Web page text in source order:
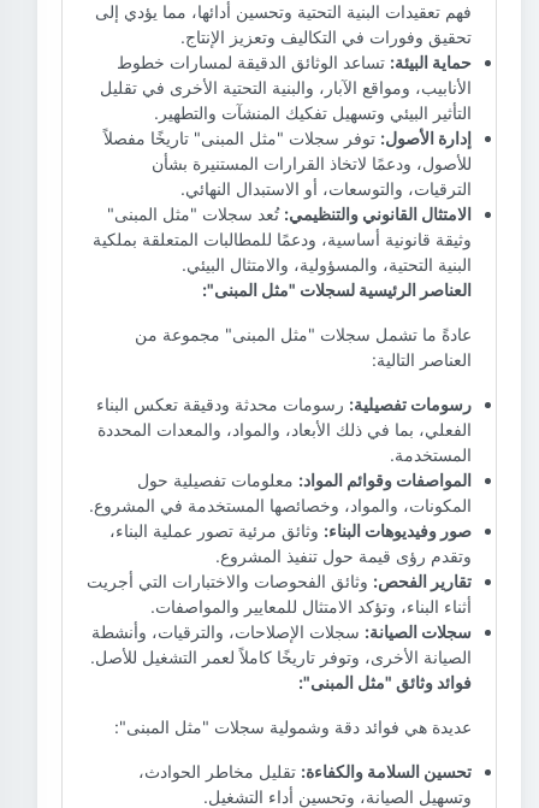
فهم تعقيدات البنية التحتية وتحسين أدائها، مما يؤدي إلى
تحقيق وفورات في التكاليف وتعزيز الإنتاج.
حماية البيئة: تساعد الوثائق الدقيقة لمسارات خطوط
الأنابيب، ومواقع الآبار، والبنية التحتية الأخرى في تقليل
التأثير البيئي وتسهيل تفكيك المنشآت والتطهير.
إدارة الأصول: توفر سجلات "مثل المبنى" تاريخًا مفصلاً
للأصول، ودعمًا لاتخاذ القرارات المستنيرة بشأن
الترقيات، والتوسعات، أو الاستبدال النهائي.
الامتثال القانوني والتنظيمي: تُعد سجلات "مثل المبنى"
وثيقة قانونية أساسية، ودعمًا للمطالبات المتعلقة بملكية
البنية التحتية، والمسؤولية، والامتثال البيئي.
العناصر الرئيسية لسجلات "مثل المبنى":
عادةً ما تشمل سجلات "مثل المبنى" مجموعة من
العناصر التالية:
رسومات تفصيلية: رسومات محدثة ودقيقة تعكس البناء
الفعلي، بما في ذلك الأبعاد، والمواد، والمعدات المحددة
المستخدمة.
المواصفات وقوائم المواد: معلومات تفصيلية حول
المكونات، والمواد، وخصائصها المستخدمة في المشروع.
صور وفيديوهات البناء: وثائق مرئية تصور عملية البناء،
وتقدم رؤى قيمة حول تنفيذ المشروع.
تقارير الفحص: وثائق الفحوصات والاختبارات التي أجريت
أثناء البناء، وتؤكد الامتثال للمعايير والمواصفات.
سجلات الصيانة: سجلات الإصلاحات، والترقيات، وأنشطة
الصيانة الأخرى، وتوفر تاريخًا كاملاً لعمر التشغيل للأصل.
فوائد وثائق "مثل المبنى":
عديدة هي فوائد دقة وشمولية سجلات "مثل المبنى":
تحسين السلامة والكفاءة: تقليل مخاطر الحوادث،
وتسهيل الصيانة، وتحسين أداء التشغيل.